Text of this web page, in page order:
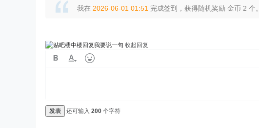
我在 2026-06-01 01:51 完成签到，获得随机奖励 金币 2 个。
我要说一句 收起回复
发表 还可输入 200 个字符